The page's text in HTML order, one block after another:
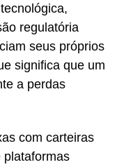
regulatória
seus próprios
significa que um
a perdas
com carteiras
plataformas